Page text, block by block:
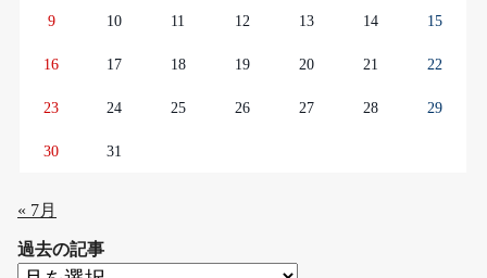
9 10 11 12 13 14 15
16 17 18 19 20 21 22
23 24 25 26 27 28 29
30 31
« 7月
過去の記事
過